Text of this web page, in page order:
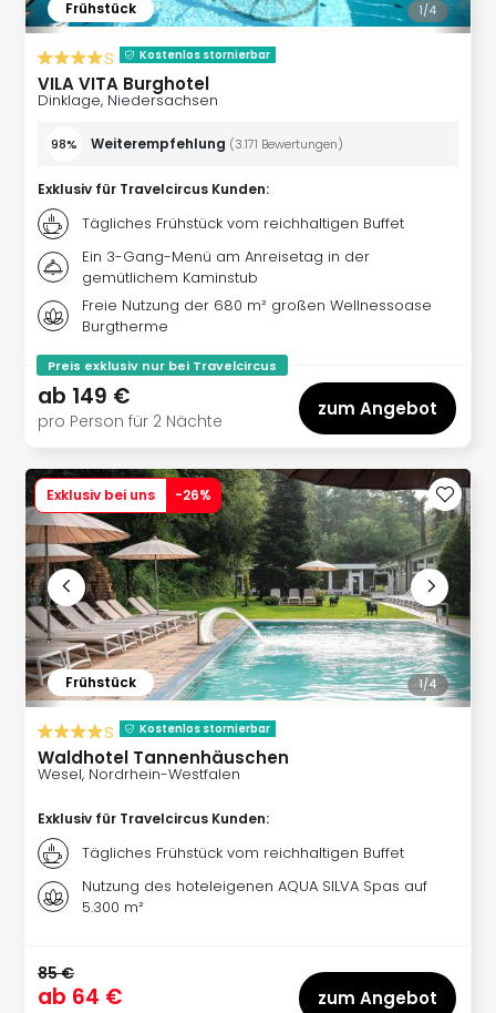
Frühstück 1/4
s Kostenlos stornierbar
VILA VITA Burghotel
Dinklage, Niedersachsen
98% Weiterempfehlung (3.171 Bewertungen)
Exklusiv für Travelcircus Kunden:
Tägliches Frühstück vom reichhaltigen Buffet
Ein 3-Gang-Menü am Anreisetag in der
gemütlichem Kaminstub
Freie Nutzung der 680 m² großen Wellnessoase
Burgtherme
Preis exklusiv nur bei Travelcircus
ab 149 €
pro Person für 2 Nächte
zum Angebot
Frühstück
Exklusiv bei uns -26%
1/4
s Kostenlos stornierbar
Waldhotel Tannenhäuschen
Wesel, Nordrhein-Westfalen
Exklusiv für Travelcircus Kunden:
Tägliches Frühstück vom reichhaltigen Buffet
Nutzung des hoteleigenen AQUA SILVA Spas auf
5.300 m²
85 €
ab 64 € zum Angebot